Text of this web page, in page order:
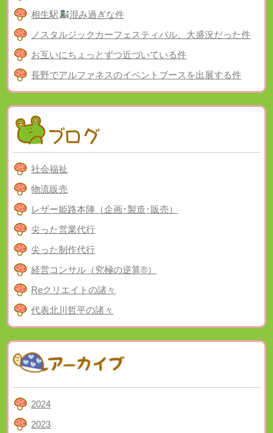
相生駅
混み過ぎな件
ノスタルジックカーフェスティバル、大盛況だった件
お互いにちょっとずつ近づいている件
長野でアルファネスのイベントブースを出展する件
社会福祉
物流販売
レザー姫路本陣（企画･製造･販売）
尖った営業代行
尖った制作代行
経営コンサル（究極の逆算®）
Reクリエイトの諸々
代表北川哲平の諸々
2024
2023